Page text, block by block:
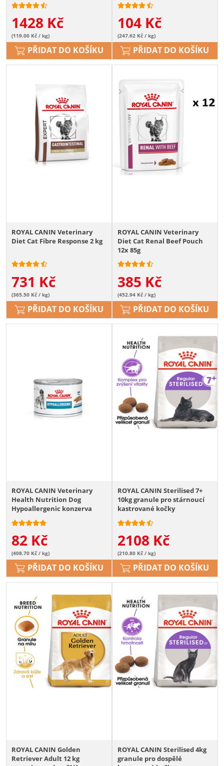
1428 Kč
(119.00 Kč / kg)
PŘIDAT DO KOŠÍKU
104 Kč
(247.62 Kč / kg)
PŘIDAT DO KOŠÍKU
ROYAL CANIN Veterinary
Diet Cat Fibre Response 2 kg
731 Kč
(365.50 Kč / kg)
PŘIDAT DO KOŠÍKU
ROYAL CANIN Veterinary
Diet Cat Renal Beef Pouch
12x 85g
385 Kč
(452.94 Kč / kg)
PŘIDAT DO KOŠÍKU
ROYAL CANIN Veterinary
Health Nutrition Dog
Hypoallergenic konzerva
200g
82 Kč
(408.70 Kč / kg)
PŘIDAT DO KOŠÍKU
ROYAL CANIN Sterilised 7+
10kg granule pro stárnoucí
kastrované kočky
2108 Kč
(210.80 Kč / kg)
PŘIDAT DO KOŠÍKU
ROYAL CANIN Golden
Retriever Adult 12 kg
ROYAL CANIN Sterilised 4kg
granule pro dospělé